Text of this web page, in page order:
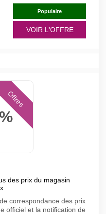
Populaire
VOIR L'OFFRE
Offres
des prix du magasin
correspondance des prix
officiel et la notification de